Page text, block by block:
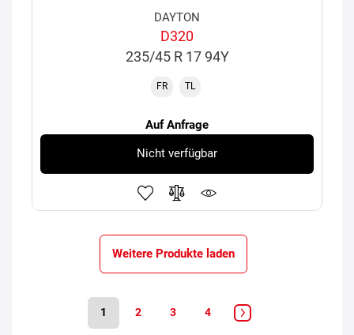
DAYTON
D320
235/45 R 17 94Y
FR TL
Auf Anfrage
Nicht verfügbar
Weitere Produkte laden
1 2 3 4